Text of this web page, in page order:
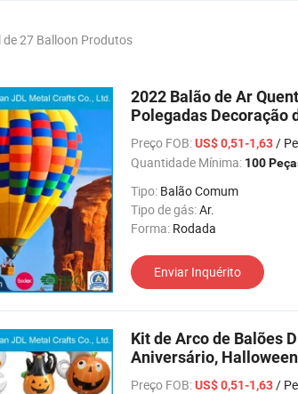
de 27 Balloon Produtos
2022 Balão de Ar
Polegadas Decoração
Letras Animais Feliz
Preço FOB:US$ 0,51-1,63/
Quantidade Mínima: 100
Tipo: Balão Comum
Tipo de gás:Ar.
Forma: Rodada
Enviar Inquérito
Kit de Arco de Balões
Aniversário,
Preço FOB:US$ 0,51-1,63/